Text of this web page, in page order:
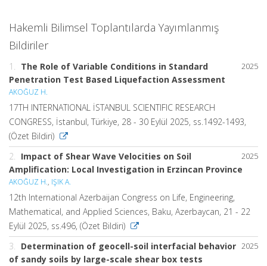
Hakemli Bilimsel Toplantılarda Yayımlanmış
Bildiriler
2025
1. The Role of Variable Conditions in Standard
Penetration Test Based Liquefaction Assessment
AKOĞUZ H.
17TH INTERNATIONAL İSTANBUL SCIENTIFIC RESEARCH
CONGRESS, İstanbul, Türkiye, 28 - 30 Eylül 2025, ss.1492-1493,
(Özet Bildiri)
2025
2. Impact of Shear Wave Velocities on Soil
Amplification: Local Investigation in Erzincan Province
AKOĞUZ H., IŞIK A.
12th International Azerbaijan Congress on Life, Engineering,
Mathematical, and Applied Sciences, Baku, Azerbaycan, 21 - 22
Eylül 2025, ss.496, (Özet Bildiri)
2025
3. Determination of geocell-soil interfacial behavior
of sandy soils by large-scale shear box tests